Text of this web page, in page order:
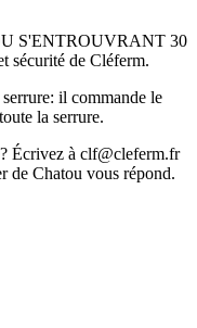
S'ENTROUVRANT 30
sécurité de Cléferm.
il commande le
la serrure.
Écrivez à clf@cleferm.fr
de Chatou vous répond.